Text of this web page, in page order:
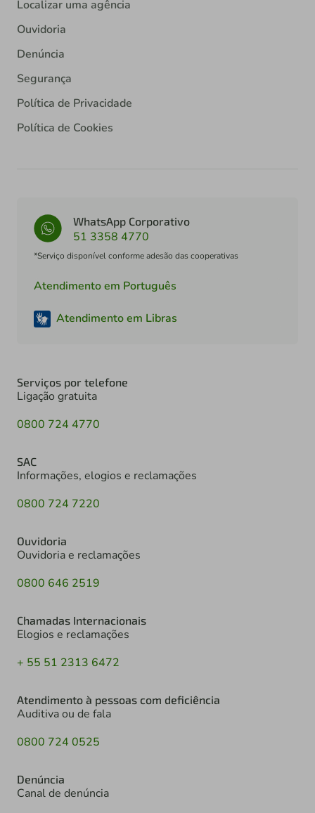
Localizar uma agência
Ouvidoria
Denúncia
Segurança
Política de Privacidade
Política de Cookies
WhatsApp Corporativo
51 3358 4770
*Serviço disponível conforme adesão das cooperativas
Atendimento em Português
Atendimento em Libras
Serviços por telefone
Ligação gratuita
0800 724 4770
SAC
Informações, elogios e reclamações
0800 724 7220
Ouvidoria
Ouvidoria e reclamações
0800 646 2519
Chamadas Internacionais
Elogios e reclamações
+ 55 51 2313 6472
Atendimento à pessoas com deficiência
Auditiva ou de fala
0800 724 0525
Denúncia
Canal de denúncia